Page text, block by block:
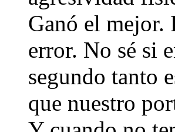
Ganó el mejor.
error. No sé si
segundo tanto
que nuestro